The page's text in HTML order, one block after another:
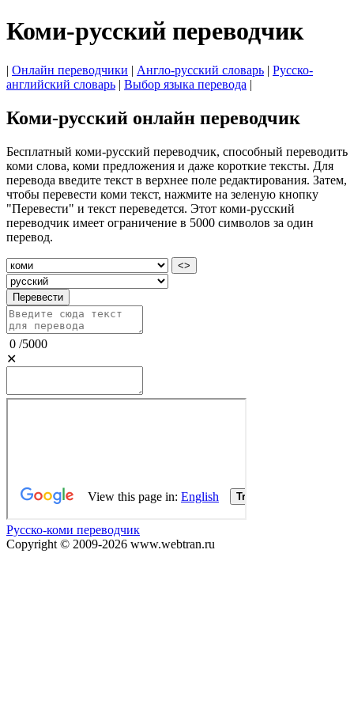
Коми-русский переводчик
| Онлайн переводчики | Англо-русский словарь | Русско-
английский словарь | Выбор языка перевода |
Коми-русский онлайн переводчик
Бесплатный коми-русский переводчик, способный переводить
коми слова, коми предложения и даже короткие тексты. Для
перевода введите текст в верхнее поле редактирования. Затем,
чтобы перевести коми текст, нажмите на зеленую кнопку
"Перевести" и текст переведется. Этот коми-русский
переводчик имеет ограничение в 5000 символов за один
перевод.
<>
Перевести
0 /5000
✕
Русско-коми переводчик
Copyright © 2009-2026 www.webtran.ru